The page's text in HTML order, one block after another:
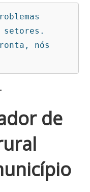
setores.
nós
de